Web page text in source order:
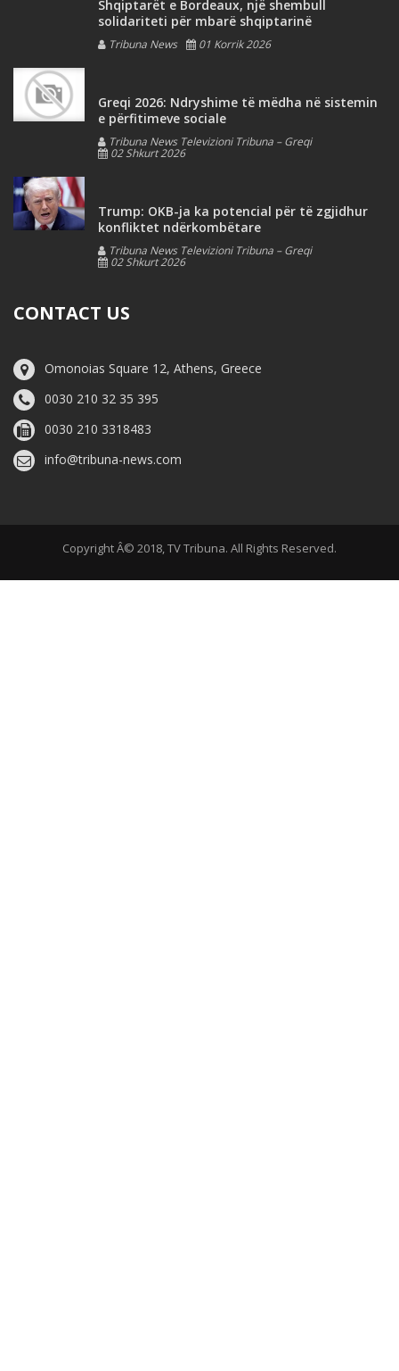
Shqiptarët e Bordeaux, një shembull
solidariteti për mbarë shqiptarinë
Tribuna News 01 Korrik 2026
Greqi 2026: Ndryshime të mëdha në sistemin
e përfitimeve sociale
Tribuna News Televizioni Tribuna – Greqi
02 Shkurt 2026
Trump: OKB-ja ka potencial për të zgjidhur
konfliktet ndërkombëtare
Tribuna News Televizioni Tribuna – Greqi
02 Shkurt 2026
CONTACT US
Omonoias Square 12, Athens, Greece
0030 210 32 35 395
0030 210 3318483
info@tribuna-news.com
Copyright Â© 2018, TV Tribuna. All Rights Reserved.